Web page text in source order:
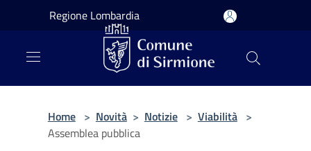
Salta al contenuto principale
Regione Lombardia
Home > Novità > Notizie > Viabilità >
Assemblea pubblica